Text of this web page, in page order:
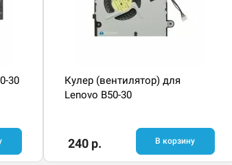
30
Кулер (вентилятор) для
Lenovo B50-30
240 р. В корзину